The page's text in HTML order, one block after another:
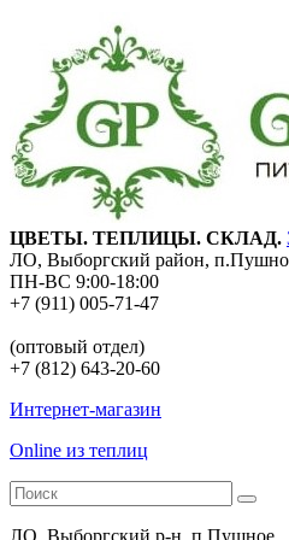
ЦВЕТЫ. ТЕПЛИЦЫ. СКЛАД.
ЛО, Выборгский район,
ПН-ВС 9:00-18:00
+7 (911) 005-71-47
(оптовый отдел)
+7 (812) 643-20-60
Интернет-магазин
Online из теплиц
ЛО, Выборгский р-н, п.Пушное